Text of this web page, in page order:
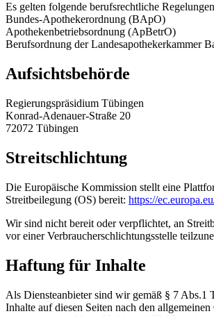
Es gelten folgende berufsrechtliche
Bundes-Apothekerordnung (BApO)
Apothekenbetriebsordnung (ApBetrO)
Berufsordnung der Landesapothekerkammer
Aufsichtsbehörde
Regierungspräsidium Tübingen
Konrad-Adenauer-Straße 20
72072 Tübingen
Streitschlichtung
Die Europäische Kommission stellt eine
Streitbeilegung (OS) bereit: https://
Wir sind nicht bereit oder verpflichtet, an
vor einer Verbraucherschlichtungsstelle
Haftung für Inhalte
Als Diensteanbieter sind wir gemäß § 7 Abs.1
Inhalte auf diesen Seiten nach den allgemeinen